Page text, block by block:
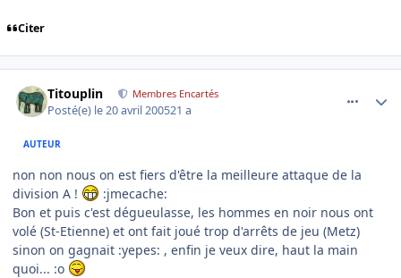
Citer
Titouplin Membres Encartés
Posté(e) le 20 avril 200521 a
AUTEUR
non non nous on est fiers d'être la meilleure attaque de la
division A !
:jmecache:
Bon et puis c'est dégueulasse, les hommes en noir nous ont
volé (St-Etienne) et ont fait joué trop d'arrêts de jeu (Metz)
sinon on gagnait :yepes: , enfin je veux dire, haut la main
quoi... :o